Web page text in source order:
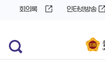
회의록 인터넷방송